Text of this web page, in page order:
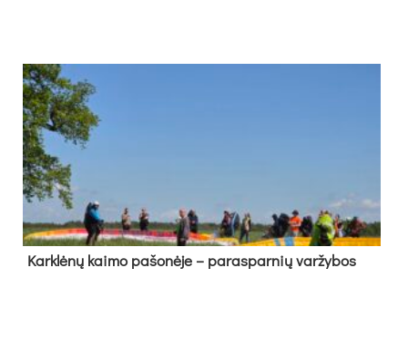
Kark­lė­nų kai­mo pa­šo­nė­je – pa­ras­par­nių var­žy­bos